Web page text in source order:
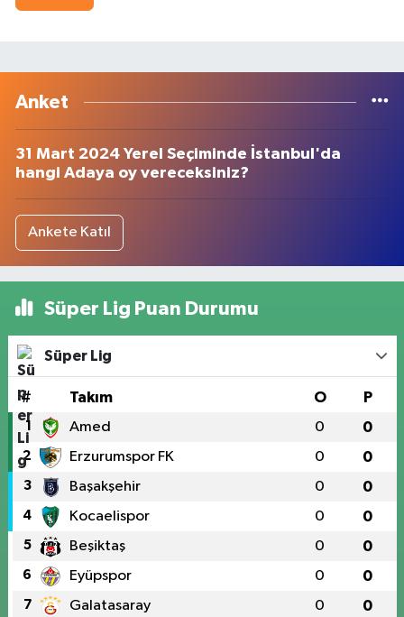
Anket
31 Mart 2024 Yerel Seçiminde İstanbul'da
hangi Adaya oy vereceksiniz?
Ankete Katıl
Süper Lig Puan Durumu
Süper Lig
# Takım O P
1 Amed 0 0
2 Erzurumspor FK 0 0
3 Başakşehir 0 0
4 Kocaelispor 0 0
5 Beşiktaş 0 0
6 Eyüpspor 0 0
7 Galatasaray 0 0